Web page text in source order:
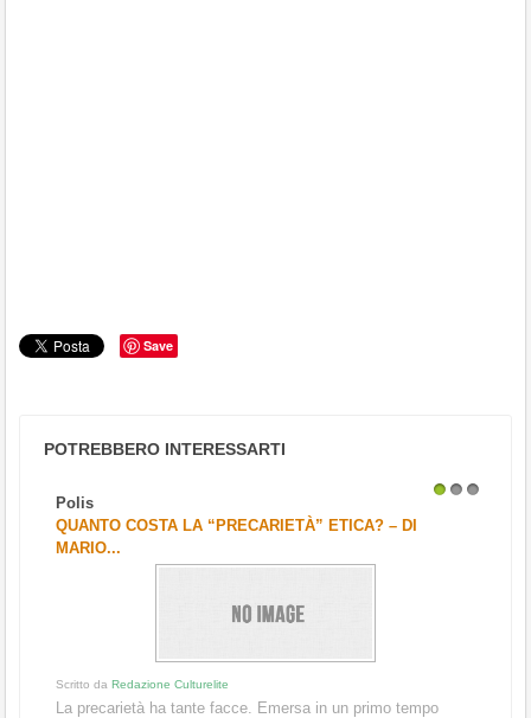
Save
POTREBBERO INTERESSARTI
Polis
QUANTO COSTA LA “PRECARIETÀ” ETICA? – DI
MARIO...
Scritto da Redazione Culturelite
La precarietà ha tante facce. Emersa in un primo tempo